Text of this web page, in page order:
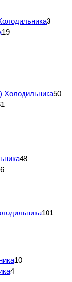
3
19
Холодильника50
48
101
10
4